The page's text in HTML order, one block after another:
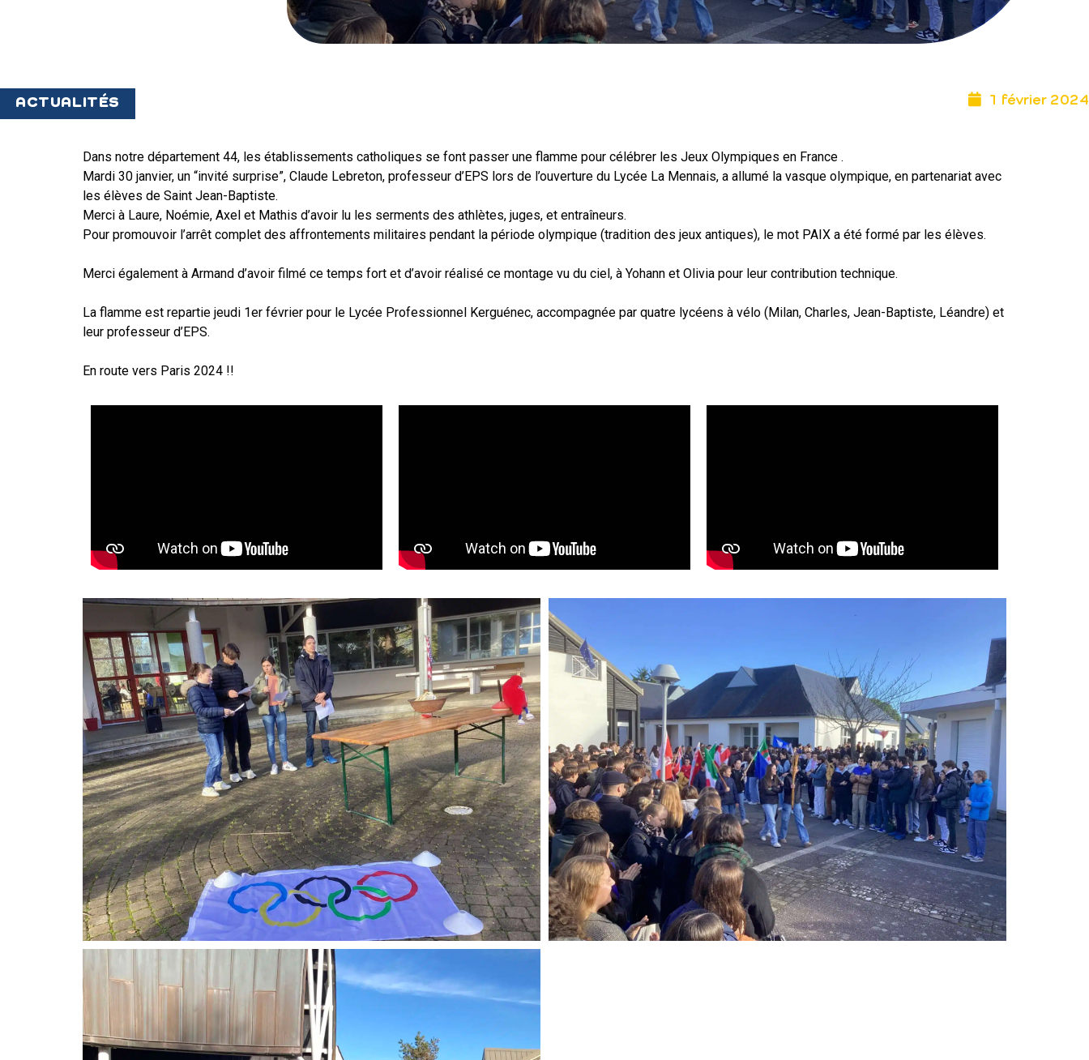
VIE AU LYCÉE
S’INSCRIRE
ACTUALITÉS 1 février 2024
Dans notre département 44, les établissements catholiques se font passer une flamme pour célébrer les Jeux Olympiques en France .
Mardi 30 janvier, un “invité surprise”, Claude Lebreton, professeur d’EPS lors de l’ouverture du Lycée La Mennais, a allumé la vasque olympique, en partenariat avec
les élèves de Saint Jean-Baptiste.
Merci à Laure, Noémie, Axel et Mathis d’avoir lu les serments des athlètes, juges, et entraîneurs.
Pour promouvoir l’arrêt complet des affrontements militaires pendant la période olympique (tradition des jeux antiques), le mot PAIX a été formé par les élèves.
Merci également à Armand d’avoir filmé ce temps fort et d’avoir réalisé ce montage vu du ciel, à Yohann et Olivia pour leur contribution technique.
La flamme est repartie jeudi 1er février pour le Lycée Professionnel Kerguénec, accompagnée par quatre lycéens à vélo (Milan, Charles, Jean-Baptiste, Léandre) et
leur professeur d’EPS.
En route vers Paris 2024 !!